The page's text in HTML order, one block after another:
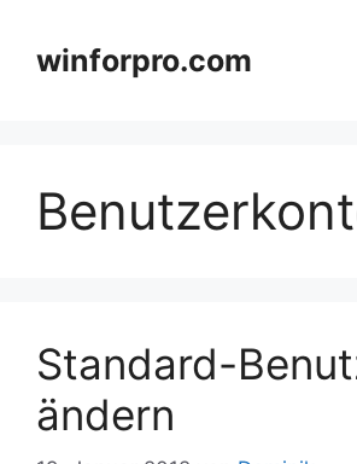
springenwinforpro.com
Standard-
ändern